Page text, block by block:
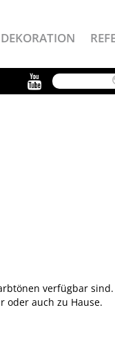
DEKORATION
YouTube
verfügbar
oder auch zu Hause.